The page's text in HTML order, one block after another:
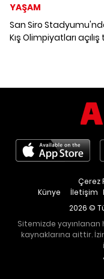
YAŞAM
San Siro
Kış Olimpiyatları
Künye İletişim
Çerez
2026 ©
Sitemizde
kaynaklarına aittir.